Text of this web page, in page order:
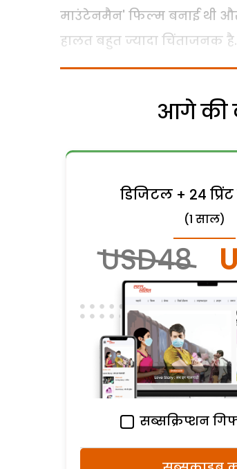
माउंटेनमैन' फिल्म बनाई थी
हालत बहुत ज्यादा चिंताजनक है.
आगे की
डिजिटल + 24
(1 साल)
USD48
सब्सक्रिप्शन